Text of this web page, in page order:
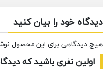
دیدگاه خود را بیان کنید
هیچ دیدگاهی برای این محصول
اولین نفری باشید که